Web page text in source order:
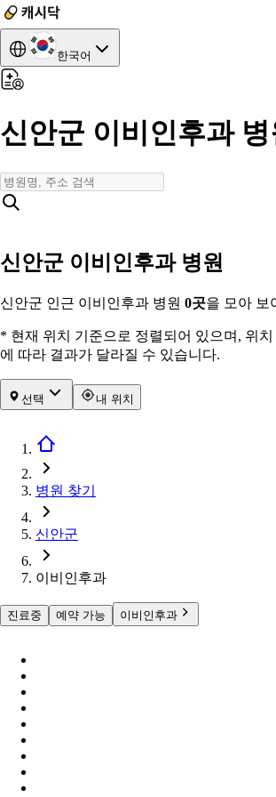
한국어
신안군 이비인후과 병
신안군 이비인후과 병원
신안군 인근 이비인후과 병원 0곳을 모아 보
* 현재 위치 기준으로 정렬되어 있으며, 위
에 따라 결과가 달라질 수 있습니다.
선택 내 위치
병원 찾기
신안군
이비인후과
진료중 예약 가능 이비인후과